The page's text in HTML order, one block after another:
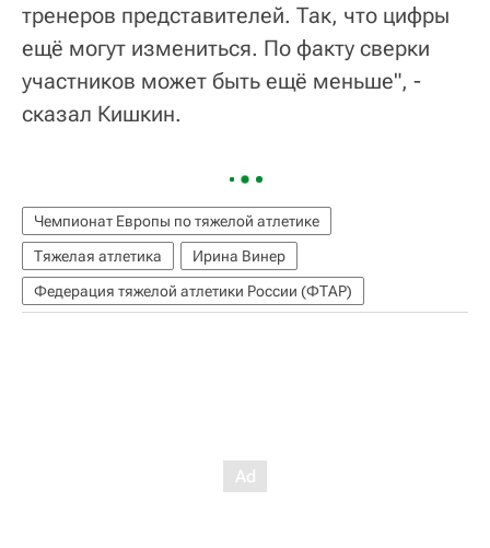
тренеров представителей. Так, что цифры
ещё могут измениться. По факту сверки
участников может быть ещё меньше", -
сказал Кишкин.
Чемпионат Европы по тяжелой атлетике
Тяжелая атлетика
Ирина Винер
Федерация тяжелой атлетики России (ФТАР)